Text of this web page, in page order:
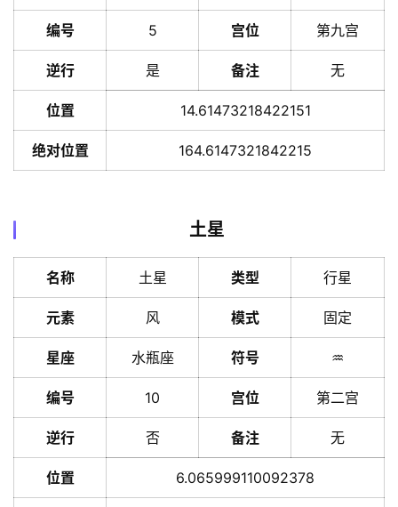
编号 5 宫位 第九宫
逆行 是 备注 无
位置 14.61473218422151
绝对位置 164.6147321842215
土星
名称 土星 类型 行星
元素 风 模式 固定
星座 水瓶座 符号 ♒️
编号 10 宫位 第二宫
逆行 否 备注 无
位置 6.065999110092378